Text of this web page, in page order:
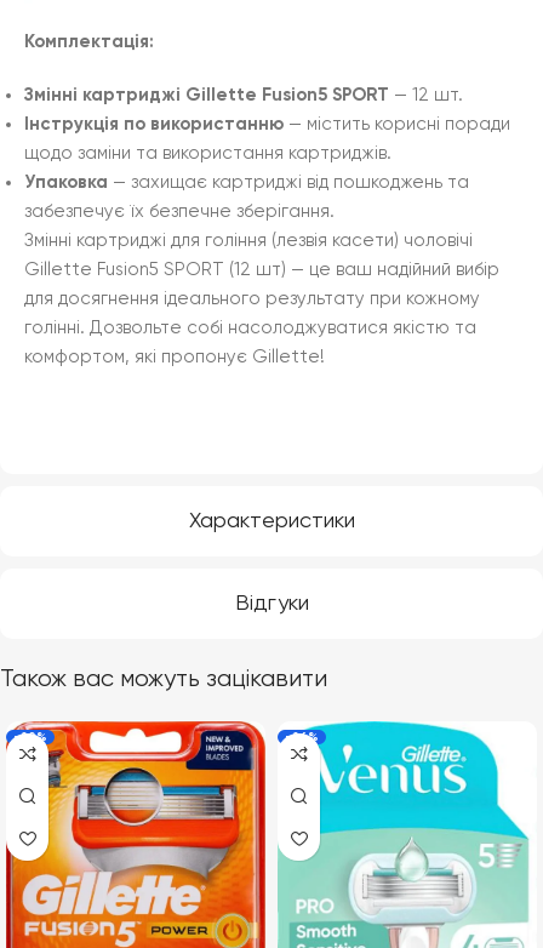
Характеристики
Відгуки
Комплектація:
Змінні картриджі Gillette Fusion5 SPORT — 12 шт.
Інструкція по використанню — містить корисні поради
щодо заміни та використання картриджів.
Упаковка — захищає картриджі від пошкоджень та
забезпечує їх безпечне зберігання.
Змінні картриджі для гоління (лезвія касети) чоловічі
Gillette Fusion5 SPORT (12 шт) — це ваш надійний вибір
для досягнення ідеального результату при кожному
голінні. Дозвольте собі насолоджуватися якістю та
комфортом, які пропонує Gillette!
Також вас можуть зацікавити
-20% -26%